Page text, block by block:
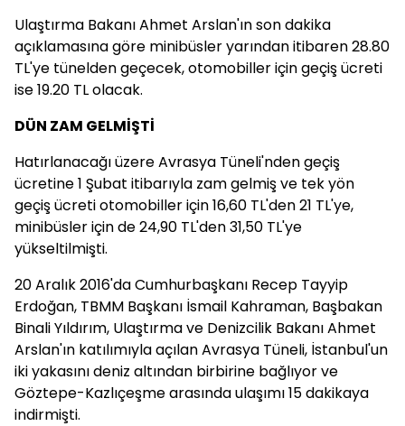
Ulaştırma Bakanı Ahmet Arslan'ın son dakika
açıklamasına göre minibüsler yarından itibaren 28.80
TL'ye tünelden geçecek, otomobiller için geçiş ücreti
ise 19.20 TL olacak.
DÜN ZAM GELMİŞTİ
Hatırlanacağı üzere Avrasya Tüneli'nden geçiş
ücretine 1 Şubat itibarıyla zam gelmiş ve tek yön
geçiş ücreti otomobiller için 16,60 TL'den 21 TL'ye,
minibüsler için de 24,90 TL'den 31,50 TL'ye
yükseltilmişti.
20 Aralık 2016'da Cumhurbaşkanı Recep Tayyip
Erdoğan, TBMM Başkanı İsmail Kahraman, Başbakan
Binali Yıldırım, Ulaştırma ve Denizcilik Bakanı Ahmet
Arslan'ın katılımıyla açılan Avrasya Tüneli, İstanbul'un
iki yakasını deniz altından birbirine bağlıyor ve
Göztepe-Kazlıçeşme arasında ulaşımı 15 dakikaya
indirmişti.